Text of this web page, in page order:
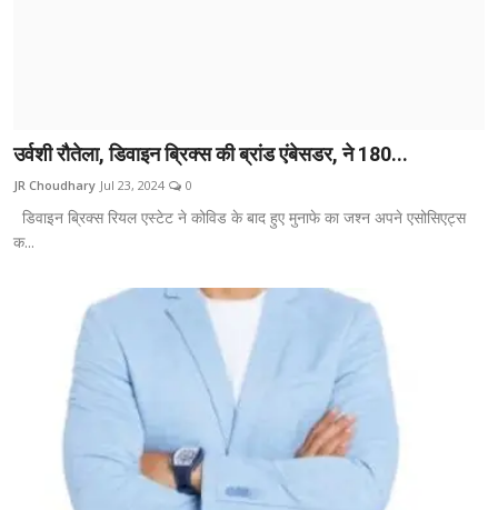
उर्वशी रौतेला, डिवाइन ब्रिक्स की ब्रांड एंबेसडर, ने 180...
JR Choudhary Jul 23, 2024 0
डिवाइन ब्रिक्स रियल एस्टेट ने कोविड के बाद हुए मुनाफे का जश्न अपने एसोसिएट्स
क...